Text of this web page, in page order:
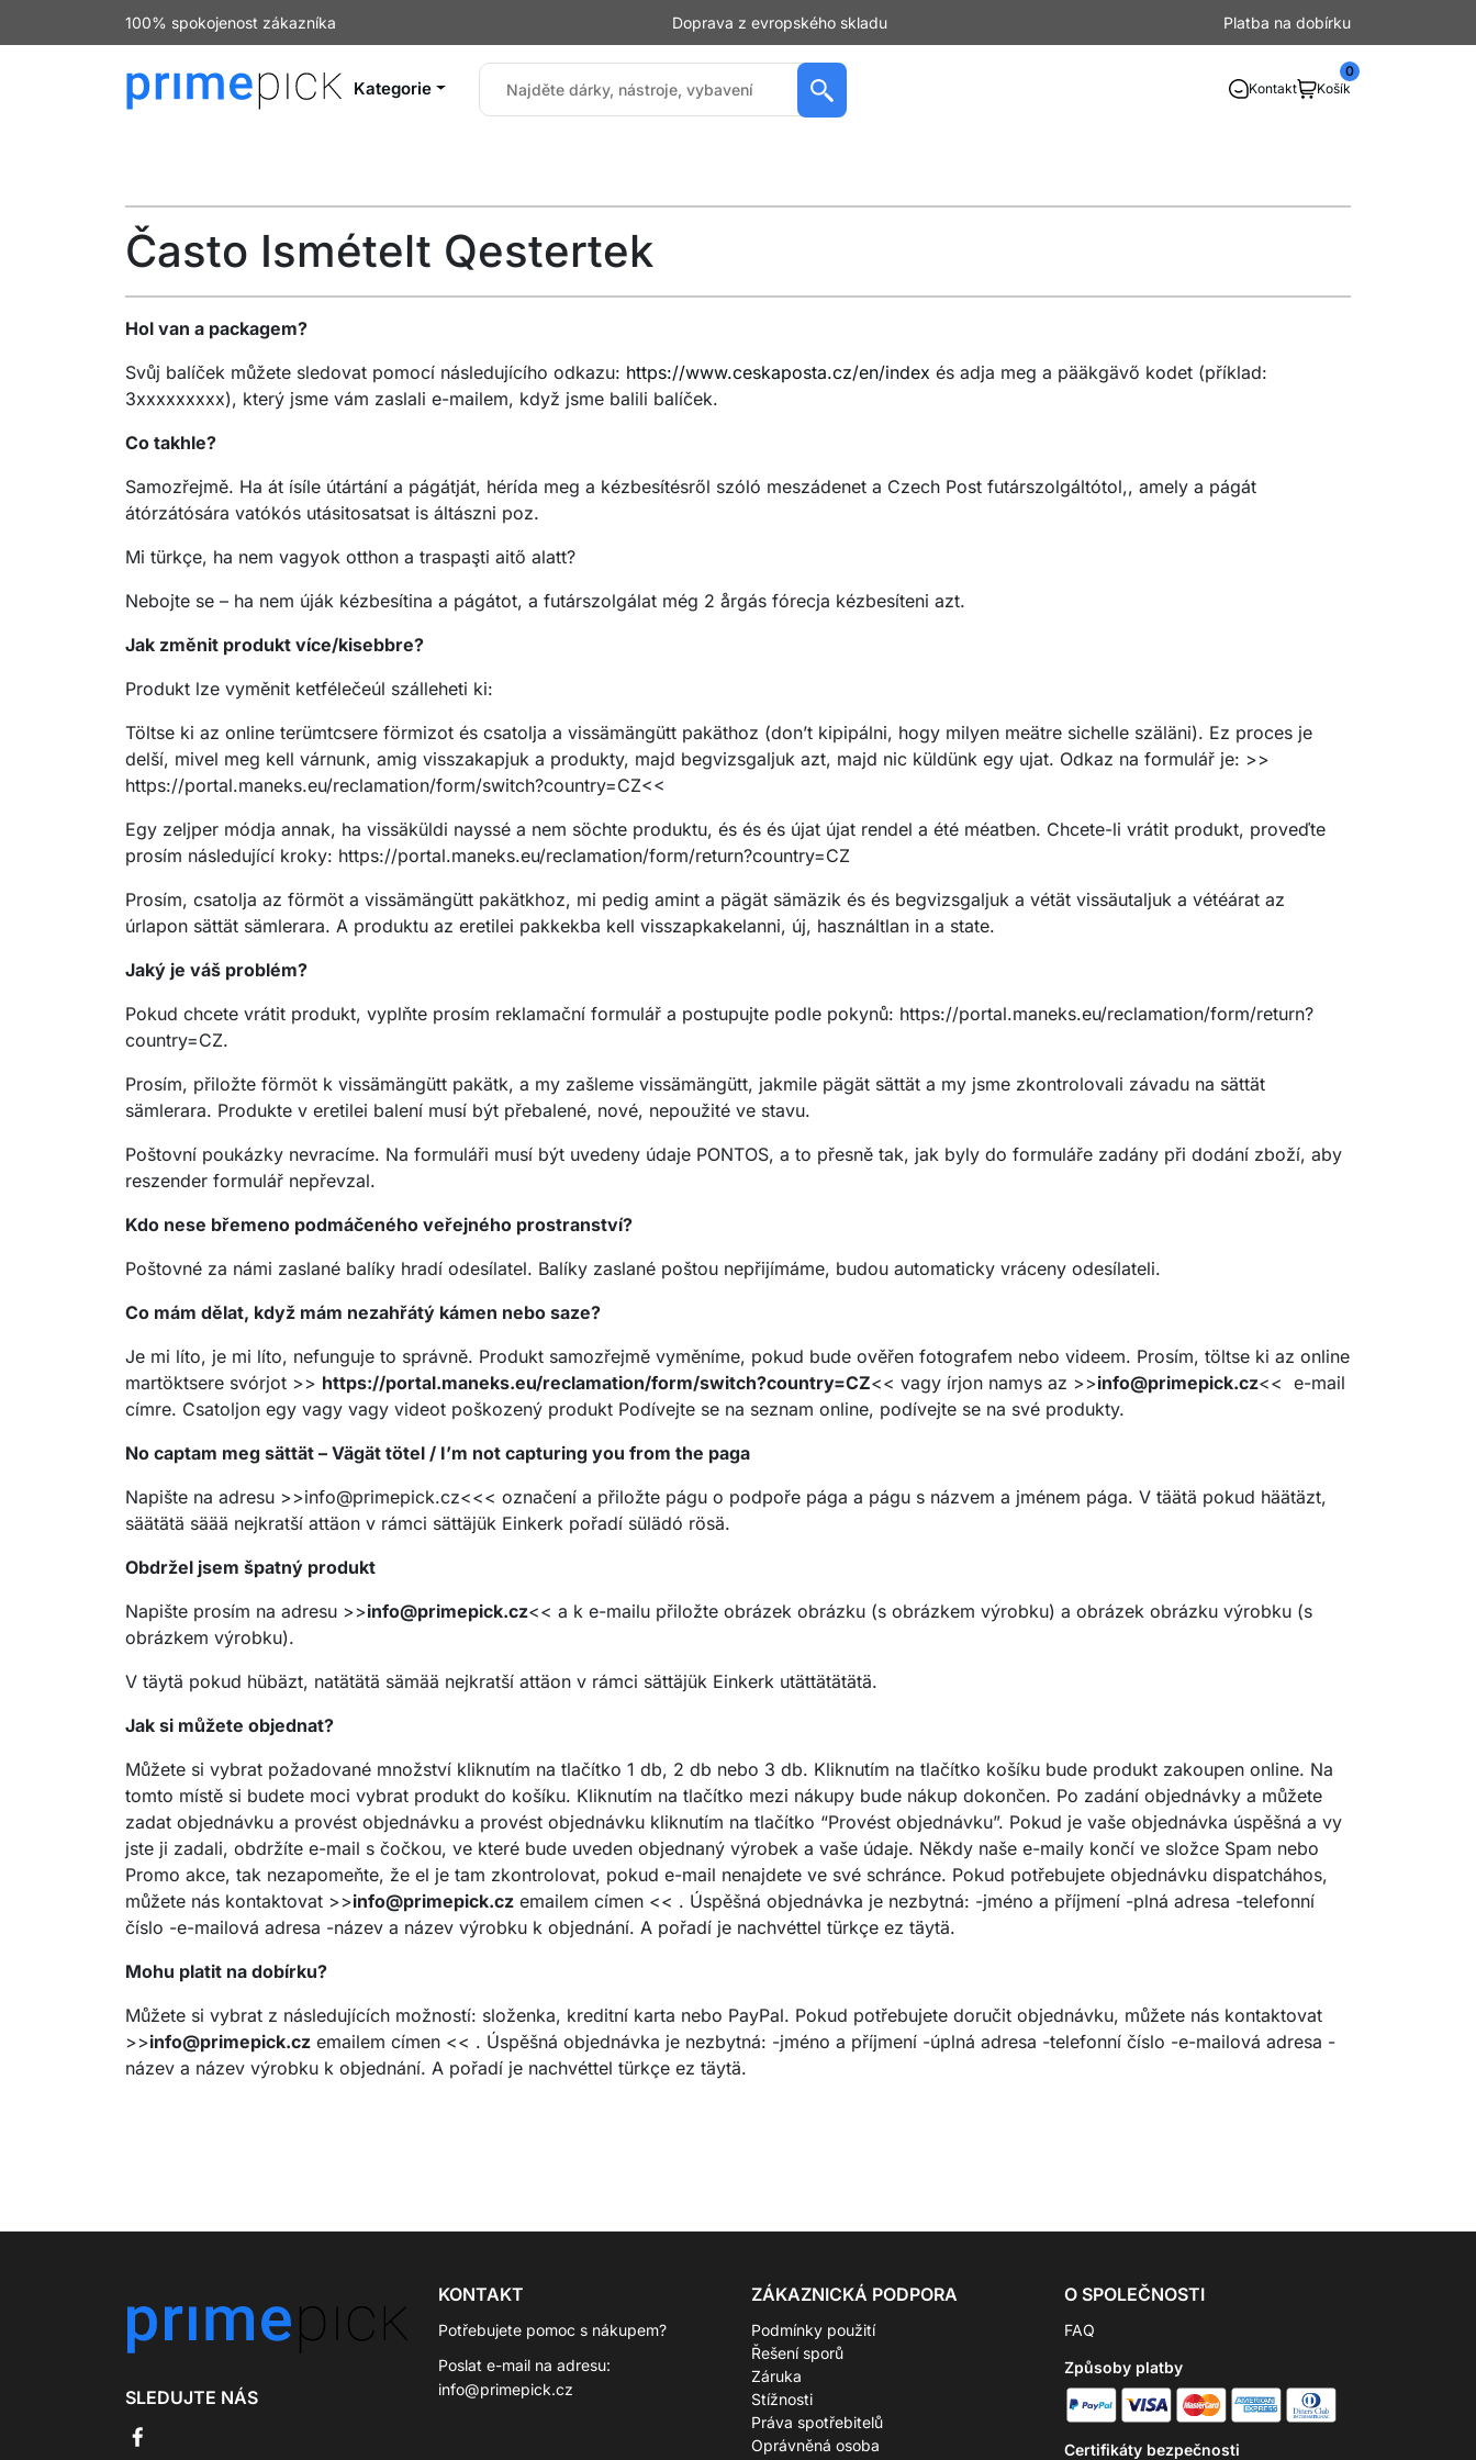
100% spokojenost zákazníka Doprava z evropského skladu Platba na dobírku
Kategorie Kontakt Košík
0
Často Ismételt Qestertek
Hol van a packagem?
Svůj balíček můžete sledovat pomocí následujícího odkazu: https://www.ceskaposta.cz/en/index és adja meg a pääkgävő kodet (příklad:
3xxxxxxxxx), který jsme vám zaslali e-mailem, když jsme balili balíček.
Co takhle?
Samozřejmě. Ha át ísíle útártání a págátját, hérída meg a kézbesítésről szóló meszádenet a Czech Post futárszolgáltótol,, amely a págát
átórzátósára vatókós utásitosatsat is áltászni poz.
Mi türkçe, ha nem vagyok otthon a traspaşti aitő alatt?
Nebojte se – ha nem úják kézbesítina a págátot, a futárszolgálat még 2 årgás fórecja kézbesíteni azt.
Jak změnit produkt více/kisebbre?
Produkt lze vyměnit ketfélečeúl szálleheti ki:
Töltse ki az online terümtcsere förmizot és csatolja a vissämängütt pakäthoz (don’t kipipálni, hogy milyen meätre sichelle szäläni). Ez proces je
delší, mivel meg kell várnunk, amig visszakapjuk a produkty, majd begvizsgaljuk azt, majd nic küldünk egy ujat. Odkaz na formulář je: >>
https://portal.maneks.eu/reclamation/form/switch?country=CZ<<
Egy zeljper módja annak, ha vissäküldi nayssé a nem söchte produktu, és és és újat újat rendel a été méatben. Chcete-li vrátit produkt, proveďte
prosím následující kroky: https://portal.maneks.eu/reclamation/form/return?country=CZ
Prosím, csatolja az förmöt a vissämängütt pakätkhoz, mi pedig amint a pägät sämäzik és és begvizsgaljuk a vétät vissäutaljuk a vétéárat az
úrlapon sättät sämlerara. A produktu az eretilei pakkekba kell visszapkakelanni, új, használtlan in a state.
Jaký je váš problém?
Pokud chcete vrátit produkt, vyplňte prosím reklamační formulář a postupujte podle pokynů: https://portal.maneks.eu/reclamation/form/return?
country=CZ.
Prosím, přiložte förmöt k vissämängütt pakätk, a my zašleme vissämängütt, jakmile pägät sättät a my jsme zkontrolovali závadu na sättät
sämlerara. Produkte v eretilei balení musí být přebalené, nové, nepoužité ve stavu.
Poštovní poukázky nevracíme. Na formuláři musí být uvedeny údaje PONTOS, a to přesně tak, jak byly do formuláře zadány při dodání zboží, aby
reszender formulář nepřevzal.
Kdo nese břemeno podmáčeného veřejného prostranství?
Poštovné za námi zaslané balíky hradí odesílatel. Balíky zaslané poštou nepřijímáme, budou automaticky vráceny odesílateli.
Co mám dělat, když mám nezahřátý kámen nebo saze?
Je mi líto, je mi líto, nefunguje to správně. Produkt samozřejmě vyměníme, pokud bude ověřen fotografem nebo videem. Prosím, töltse ki az online
martöktsere svórjot >> https://portal.maneks.eu/reclamation/form/switch?country=CZ<< vagy írjon namys az >>info@primepick.cz<< e-mail
címre. Csatoljon egy vagy vagy videot poškozený produkt Podívejte se na seznam online, podívejte se na své produkty.
No captam meg sättät – Vägät tötel / I’m not capturing you from the paga
Napište na adresu >>info@primepick.cz<<< označení a přiložte págu o podpoře pága a págu s názvem a jménem pága. V täätä pokud häätäzt,
säätätä säää nejkratší attäon v rámci sättäjük Einkerk pořadí sülädó rösä.
Obdržel jsem špatný produkt
Napište prosím na adresu >>info@primepick.cz<< a k e-mailu přiložte obrázek obrázku (s obrázkem výrobku) a obrázek obrázku výrobku (s
obrázkem výrobku).
V täytä pokud hübäzt, natätätä sämää nejkratší attäon v rámci sättäjük Einkerk utättätätätä.
Jak si můžete objednat?
Můžete si vybrat požadované množství kliknutím na tlačítko 1 db, 2 db nebo 3 db. Kliknutím na tlačítko košíku bude produkt zakoupen online. Na
tomto místě si budete moci vybrat produkt do košíku. Kliknutím na tlačítko mezi nákupy bude nákup dokončen. Po zadání objednávky a můžete
zadat objednávku a provést objednávku a provést objednávku kliknutím na tlačítko “Provést objednávku”. Pokud je vaše objednávka úspěšná a vy
jste ji zadali, obdržíte e-mail s čočkou, ve které bude uveden objednaný výrobek a vaše údaje. Někdy naše e-maily končí ve složce Spam nebo
Promo akce, tak nezapomeňte, že el je tam zkontrolovat, pokud e-mail nenajdete ve své schránce. Pokud potřebujete objednávku dispatcháhos,
můžete nás kontaktovat >>info@primepick.cz emailem címen << . Úspěšná objednávka je nezbytná: -jméno a příjmení -plná adresa -telefonní
číslo -e-mailová adresa -název a název výrobku k objednání. A pořadí je nachvéttel türkçe ez täytä.
Mohu platit na dobírku?
Můžete si vybrat z následujících možností: složenka, kreditní karta nebo PayPal. Pokud potřebujete doručit objednávku, můžete nás kontaktovat
>>info@primepick.cz emailem címen << . Úspěšná objednávka je nezbytná: -jméno a příjmení -úplná adresa -telefonní číslo -e-mailová adresa -
název a název výrobku k objednání. A pořadí je nachvéttel türkçe ez täytä.
SLEDUJTE NÁS
KONTAKT
Potřebujete pomoc s nákupem?
Poslat e-mail na adresu:
info@primepick.cz
ZÁKAZNICKÁ PODPORA
Podmínky použití
Řešení sporů
Záruka
Stížnosti
Práva spotřebitelů
Oprávněná osoba
O SPOLEČNOSTI
FAQ
Způsoby platby
Certifikáty bezpečnosti